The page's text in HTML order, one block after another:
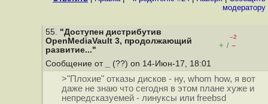
модератору
55. "Доступен дистрибутив
OpenMediaVault 3, продолжающий
развитие..."
–2
+ / –
Сообщение от (??) on 14-Июн-17, 18:01
>"Плохие" отказы дисков - ну, whom how, я вот
даже не знаю что сегодня в этом плане хуже и
непредсказуемей - линуксы или freebsd